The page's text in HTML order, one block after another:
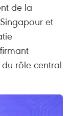
de la
et
rôle central